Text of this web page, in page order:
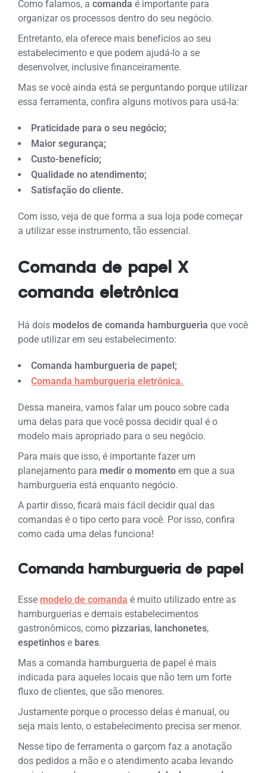
Como falamos, acomanda é importante para
organizar os processos dentro do seu negócio.
Entretanto, ela oferece mais benefícios ao seu
estabelecimento e que podem ajudá-lo a se
desenvolver, inclusive financeiramente.
Mas se você ainda está se perguntando porque utilizar
essa ferramenta, confira alguns motivos para usá-la:
Praticidade para o seu negócio;
Maior segurança;
Custo-benefício;
Qualidade no atendimento;
Satisfação do cliente.
Com isso, veja de que forma a sua loja pode começar
a utilizar esse instrumento, tão essencial.
Comanda de papel X
comanda eletrônica
Há dois modelos de comanda hamburgueria que você
pode utilizar em seu estabelecimento:
Comanda hamburgueria de papel;
Comanda hamburgueria eletrônica.
Dessa maneira, vamos falar um pouco sobre cada
uma delas para que você possa decidir qual é o
modelo mais apropriado para o seu negócio.
Para mais que isso, é importante fazer um
planejamento para medir o momento em que a sua
hamburgueria está enquanto negócio.
A partir disso, ficará mais fácil decidir qual das
comandas é o tipo certo para você. Por isso, confira
como cada uma delas funciona!
Comanda hamburgueria de papel
Esse modelo de comanda é muito utilizado entre as
hamburguerias e demais estabelecimentos
gastronômicos, como pizzarias, lanchonetes,
espetinhos e bares.
Mas a comanda hamburgueria de papel é mais
indicada para aqueles locais que não tem um forte
fluxo de clientes, que são menores.
Justamente porque o processo delas é manual, ou
seja mais lento, o estabelecimento precisa ser menor.
Nesse tipo de ferramenta o garçom faz a anotação
dos pedidos a mão e o atendimento acaba levando